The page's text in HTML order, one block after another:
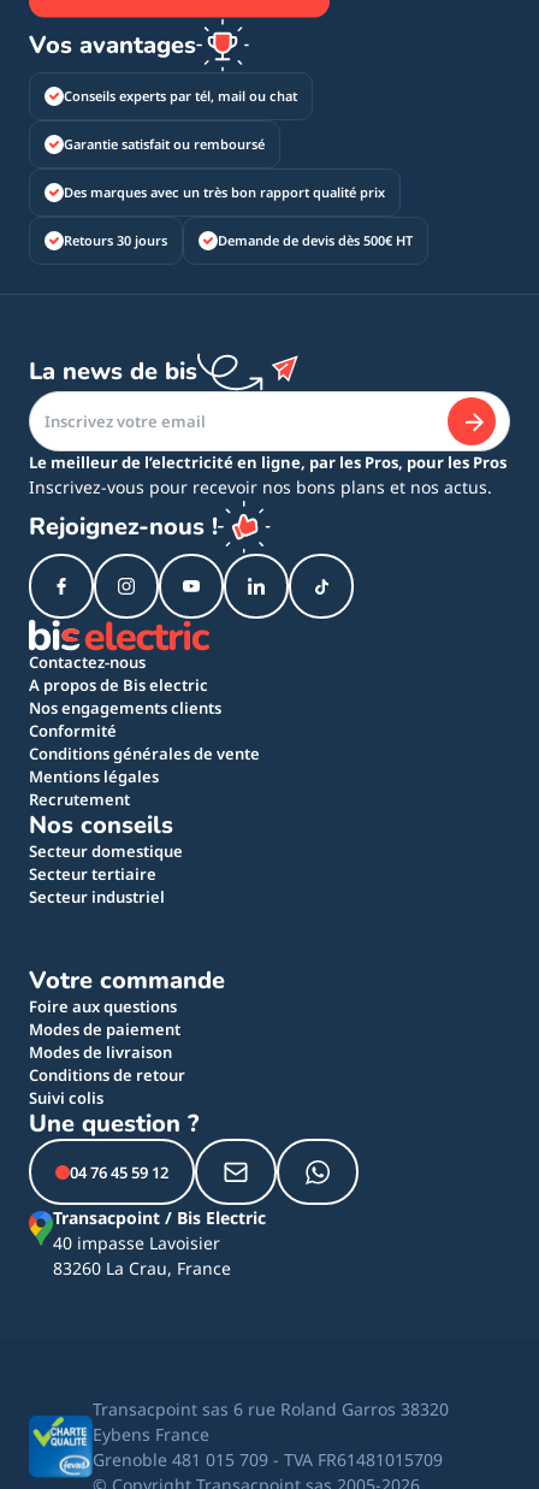
Vos avantages
Conseils experts par tél, mail ou chat
Garantie satisfait ou remboursé
Des marques avec un très bon rapport qualité prix
Retours 30 jours Demande de devis dès 500€ HT
La news de bis
Le meilleur de l’electricité en ligne, par les Pros, pour les Pros
Inscrivez-vous pour recevoir nos bons plans et nos actus.
Rejoignez-nous !
Contactez-nous
A propos de Bis electric
Nos engagements clients
Conformité
Conditions générales de vente
Mentions légales
Recrutement
Nos conseils
Secteur domestique
Secteur tertiaire
Secteur industriel
Votre commande
Foire aux questions
Modes de paiement
Modes de livraison
Conditions de retour
Suivi colis
Une question ?
04 76 45 59 12
Transacpoint / Bis Electric
40 impasse Lavoisier
83260 La Crau, France
Transacpoint sas 6 rue Roland Garros 38320
Eybens France
Grenoble 481 015 709 - TVA FR61481015709